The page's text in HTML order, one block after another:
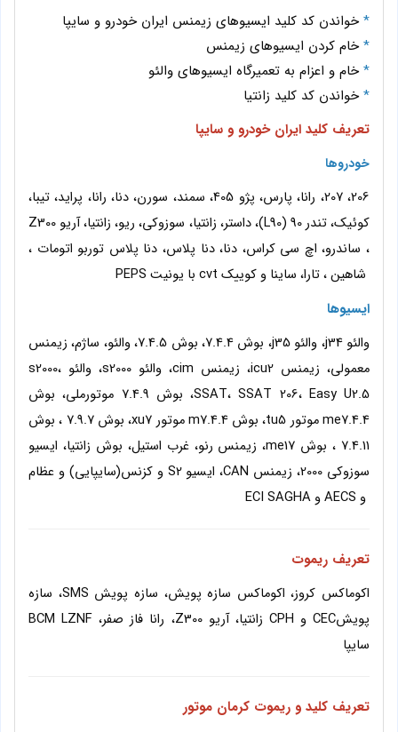
*خواندن کد کلید ایسیوهای زیمنس ایران خودرو و سایپا
*خام کردن ایسیوهای زیمنس
*خام و اعزام به تعمیرگاه ایسیوهای والئو
*خواندن کد کلید زانتیا
تعریف کلید ایران خودرو و سایپا
خودروها
206، 207، رانا، پارس، پژو 405، سمند، سورن، دنا، رانا، پراید، تیبا،
کوئیک، تندر 90 (L90)، داستر، زانتیا، سوزوکی، ریو، زانتیا، آریو Z300
، ساندرو، اچ سی کراس، دنا، دنا پلاس، دنا پلاس توربو اتومات ،
شاهین ، تارا، ساینا و کوییک cvt با یونیت PEPS
ایسیوها
والئو j34، والئو j35، بوش 7.4.4، بوش 7.4.5، والئو، ساژم، زیمنس
معمولی، زیمنس icu2، زیمنس cim، والئو s2000، والئو s2000،
SSAT، SSAT 206، Easy U2.5، بوش 7.4.9 موتورملی، بوش
me7.4.4 موتور tu5، بوش m7.4.4 موتور xu7، بوش 7.9.7 ، بوش
7.4.11 ، بوش me17، زیمنس رنو، غرب استیل، بوش زانتیا، ایسیو
سوزوکی 2000، زیمنس CAN، ایسیو S2 و کزنس(سایپایی) و عظام
و AECS و ECI SAGHA
تعریف ریموت
اکوماکس کروز، اکوماکس سازه پویش، سازه پویش SMS، سازه
پویشCEC و CPH زانتیا، آریو Z300، رانا فاز صفر، BCM LZNF
سایپا
تعریف کلید و ریموت کرمان موتور